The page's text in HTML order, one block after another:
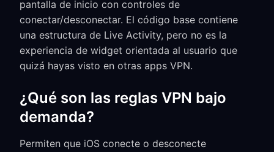
pantalla de inicio con controles de
conectar/desconectar. El código base contiene
una estructura de Live Activity, pero no es la
experiencia de widget orientada al usuario que
quizá hayas visto en otras apps VPN.
¿Qué son las reglas VPN bajo
demanda?
Permiten que iOS conecte o desconecte